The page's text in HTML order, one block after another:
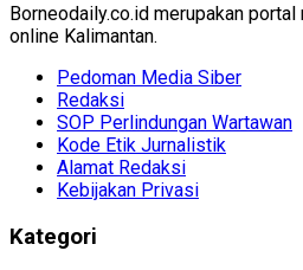
Borneodaily.co.id merupakan
online Kalimantan.
Pedoman Media Siber
Redaksi
SOP Perlindungan Wartawan
Kode Etik Jurnalistik
Alamat Redaksi
Kebijakan Privasi
Kategori